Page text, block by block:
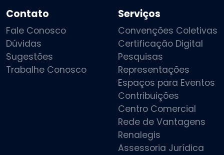
Contato
Fale Conosco
Dúvidas
Sugestões
Trabalhe Conosco
Serviços
Convenções Coletivas
Certificação Digital
Pesquisas
Representações
Espaços para Eventos
Contribuições
Centro Comercial
Rede de Vantagens
Renalegis
Assessoria Jurídica